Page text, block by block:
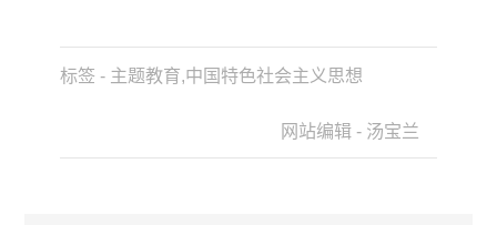
标签 - 主题教育,中国特色社会主义思想
网站编辑 - 汤宝兰